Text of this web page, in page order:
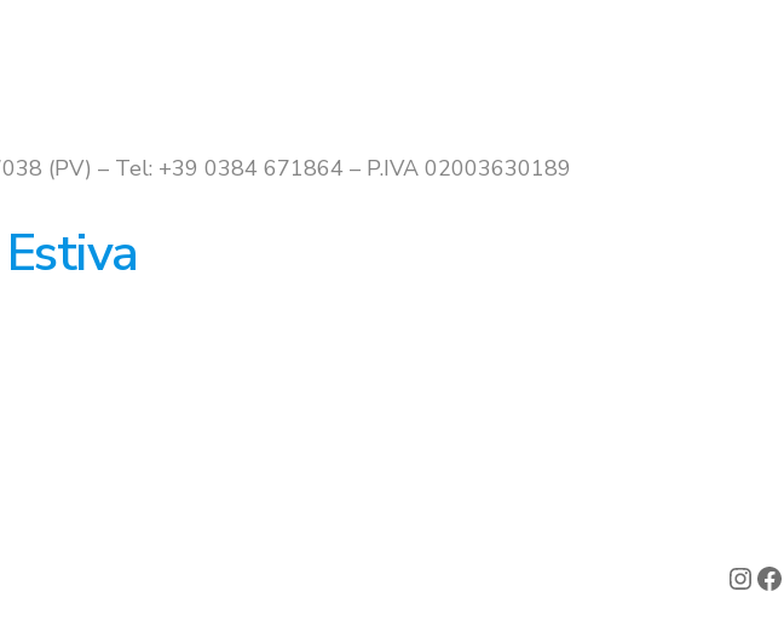
(PV) – Tel: +39 0384 671864 – P.IVA 02003630189